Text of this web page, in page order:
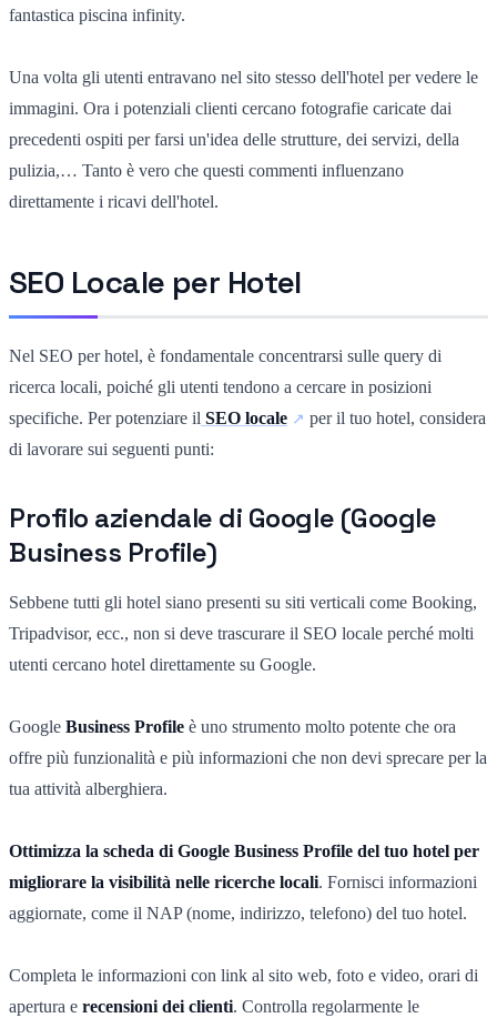
fantastica piscina infinity.
Una volta gli utenti entravano nel sito stesso dell'hotel per vedere le
immagini. Ora i potenziali clienti cercano fotografie caricate dai
precedenti ospiti per farsi un'idea delle strutture, dei servizi, della
pulizia,… Tanto è vero che questi commenti influenzano
direttamente i ricavi dell'hotel.
SEO Locale per Hotel
Nel SEO per hotel, è fondamentale concentrarsi sulle query di
ricerca locali, poiché gli utenti tendono a cercare in posizioni
specifiche. Per potenziare il SEO locale
per il tuo hotel, considera
di lavorare sui seguenti punti:
Profilo aziendale di Google (Google
Business Profile)
Sebbene tutti gli hotel siano presenti su siti verticali come Booking,
Tripadvisor, ecc., non si deve trascurare il SEO locale perché molti
utenti cercano hotel direttamente su Google.
Google Business Profile è uno strumento molto potente che ora
offre più funzionalità e più informazioni che non devi sprecare per la
tua attività alberghiera.
Ottimizza la scheda di Google Business Profile del tuo hotel per
migliorare la visibilità nelle ricerche locali. Fornisci informazioni
aggiornate, come il NAP (nome, indirizzo, telefono) del tuo hotel.
Completa le informazioni con link al sito web, foto e video, orari di
apertura e recensioni dei clienti. Controlla regolarmente le